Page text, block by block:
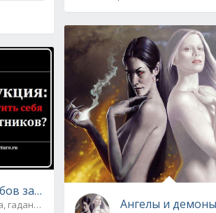
защиты от завистников
Мистика, гадания / Приметы и суеверия 0
Ангелы и